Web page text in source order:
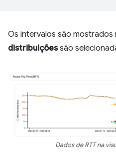
Os intervalos são mostrados
distribuiçõessão
Dados de RTT na